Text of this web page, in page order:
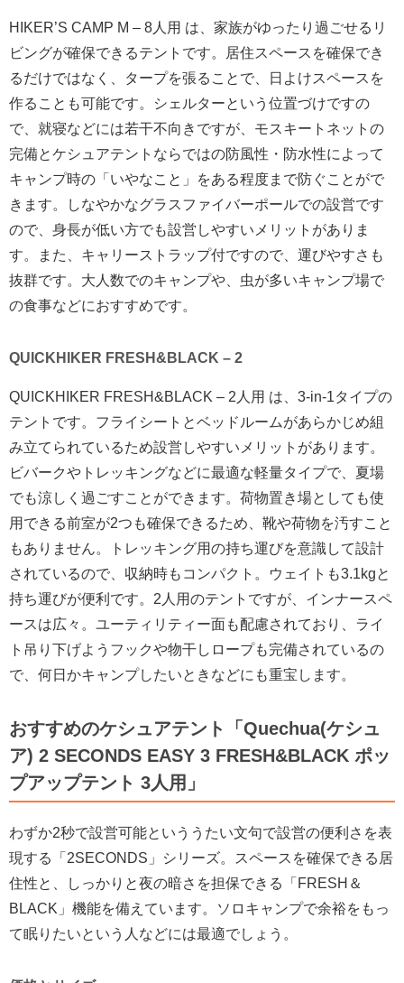
HIKER’S CAMP M – 8人用 は、家族がゆったり過ごせるリ
ビングが確保できるテントです。居住スペースを確保でき
るだけではなく、タープを張ることで、日よけスペースを
作ることも可能です。シェルターという位置づけですの
で、就寝などには若干不向きですが、モスキートネットの
完備とケシュアテントならではの防風性・防水性によって
キャンプ時の「いやなこと」をある程度まで防ぐことがで
きます。しなやかなグラスファイバーポールでの設営です
ので、身長が低い方でも設営しやすいメリットがありま
す。また、キャリーストラップ付ですので、運びやすさも
抜群です。大人数でのキャンプや、虫が多いキャンプ場で
の食事などにおすすめです。
QUICKHIKER FRESH&BLACK – 2
QUICKHIKER FRESH&BLACK – 2人用 は、3-in-1タイプの
テントです。フライシートとベッドルームがあらかじめ組
み立てられているため設営しやすいメリットがあります。
ビバークやトレッキングなどに最適な軽量タイプで、夏場
でも涼しく過ごすことができます。荷物置き場としても使
用できる前室が2つも確保できるため、靴や荷物を汚すこと
もありません。トレッキング用の持ち運びを意識して設計
されているので、収納時もコンパクト。ウェイトも3.1kgと
持ち運びが便利です。2人用のテントですが、インナースペ
ースは広々。ユーティリティー面も配慮されており、ライ
ト吊り下げようフックや物干しロープも完備されているの
で、何日かキャンプしたいときなどにも重宝します。
おすすめのケシュアテント「Quechua(ケシュ
ア) 2 SECONDS EASY 3 FRESH&BLACK ポッ
プアップテント 3人用 」
わずか2秒で設営可能といううたい文句で設営の便利さを表
現する「2SECONDS」シリーズ。スペースを確保できる居
住性と、しっかりと夜の暗さを担保できる「FRESH＆
BLACK」機能を備えています。ソロキャンプで余裕をもっ
て眠りたいという人などには最適でしょう。